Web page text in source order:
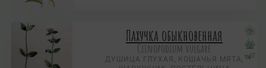
Пахучка обыкновенная
Clinopodium vulgare
ДУШИЦА ГЛУХАЯ, КОШАЧЬЯ МЯТА,